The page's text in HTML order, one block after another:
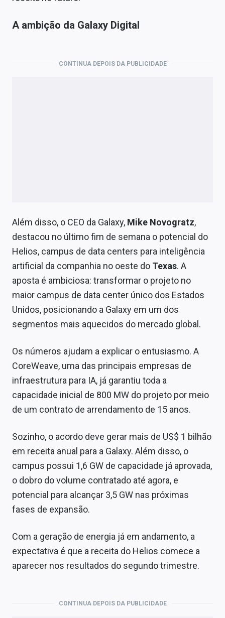
A ambição da Galaxy Digital
CONTINUA DEPOIS DA PUBLICIDADE
Além disso, o CEO da Galaxy, Mike Novogratz,
destacou no último fim de semana o potencial do
Helios, campus de data centers para inteligência
artificial da companhia no oeste do Texas. A
aposta é ambiciosa: transformar o projeto no
maior campus de data center único dos Estados
Unidos, posicionando a Galaxy em um dos
segmentos mais aquecidos do mercado global.
Os números ajudam a explicar o entusiasmo. A
CoreWeave, uma das principais empresas de
infraestrutura para IA, já garantiu toda a
capacidade inicial de 800 MW do projeto por meio
de um contrato de arrendamento de 15 anos.
Sozinho, o acordo deve gerar mais de US$ 1 bilhão
em receita anual para a Galaxy. Além disso, o
campus possui 1,6 GW de capacidade já aprovada,
o dobro do volume contratado até agora, e
potencial para alcançar 3,5 GW nas próximas
fases de expansão.
Com a geração de energia já em andamento, a
expectativa é que a receita do Helios comece a
aparecer nos resultados do segundo trimestre.
CONTINUA DEPOIS DA PUBLICIDADE